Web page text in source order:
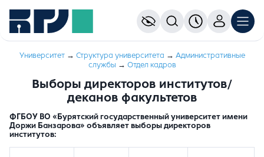
Университет→ Структура университета → Административные
службы → Отдел кадров
Выборы директоров институтов/
деканов факультетов
ФГБОУ ВО «Бурятский государственный университет имени
Доржи Банзарова» объявляет выборы директоров
институтов: